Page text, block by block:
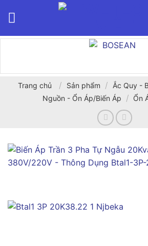
Trang chủ / Sản phẩm /
Ắc Quy -
Nguồn - Ổn Áp/Biến Áp
/ Ổn